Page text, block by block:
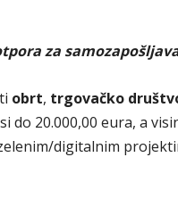
za
obrt, trgovačko
do 20.000,00 eura, a
digitalnim